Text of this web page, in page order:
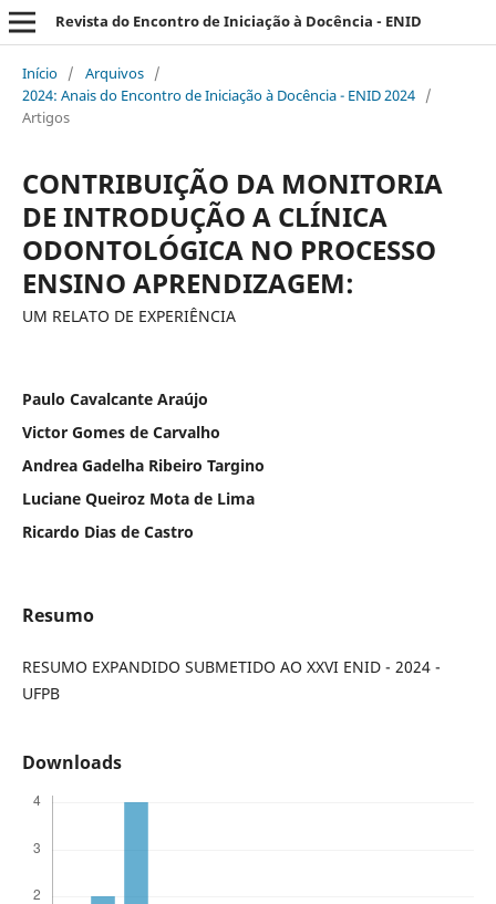
Revista do Encontro de Iniciação à Docência - ENID
Início / Arquivos /
2024: Anais do Encontro de Iniciação à Docência - ENID 2024 /
Artigos
CONTRIBUIÇÃO DA MONITORIA
DE INTRODUÇÃO A CLÍNICA
ODONTOLÓGICA NO PROCESSO
ENSINO APRENDIZAGEM:
UM RELATO DE EXPERIÊNCIA
Paulo Cavalcante Araújo
Victor Gomes de Carvalho
Andrea Gadelha Ribeiro Targino
Luciane Queiroz Mota de Lima
Ricardo Dias de Castro
Resumo
RESUMO EXPANDIDO SUBMETIDO AO XXVI ENID - 2024 -
UFPB
Downloads